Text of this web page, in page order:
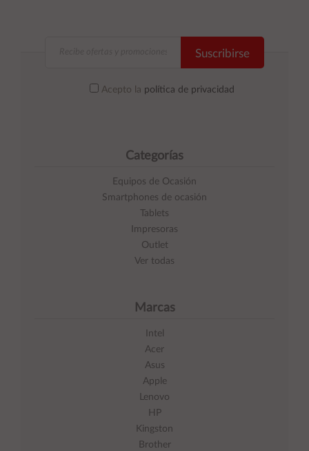
Suscribirse
Acepto la política de privacidad
Categorías
Equipos de Ocasión
Smartphones de ocasión
Tablets
Impresoras
Outlet
Ver todas
Marcas
Intel
Acer
Asus
Apple
Lenovo
HP
Kingston
Brother